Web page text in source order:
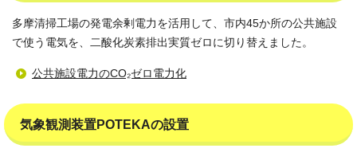
多摩清掃工場の発電余剰電力を活用して、市内45か所の公共施設
で使う電気を、二酸化炭素排出実質ゼロに切り替えました。
公共施設電力のCO₂ゼロ電力化
気象観測装置POTEKAの設置